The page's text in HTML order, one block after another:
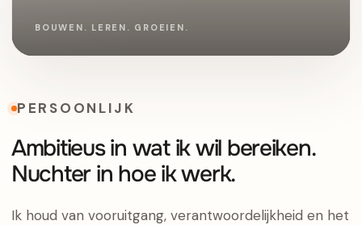
PERSOONLIJK
Ambitieus in wat ik wil bereiken.
Nuchter in hoe ik werk.
Ik houd van vooruitgang, verantwoordelijkheid en het